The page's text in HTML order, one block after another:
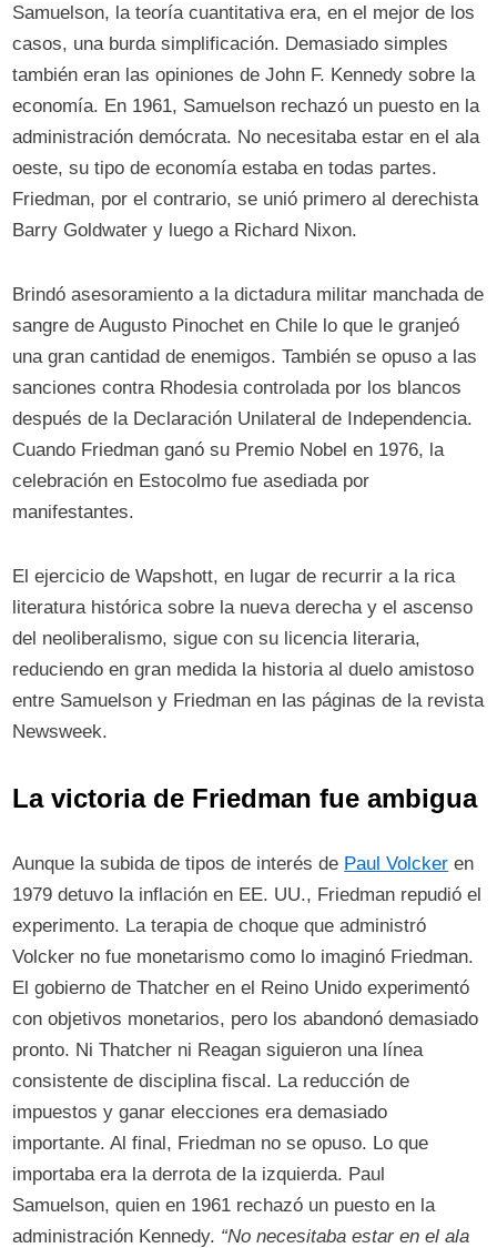
Samuelson, la teoría cuantitativa era, en el mejor de los
casos, una burda simplificación. Demasiado simples
también eran las opiniones de John F. Kennedy sobre la
economía. En 1961, Samuelson rechazó un puesto en la
administración demócrata. No necesitaba estar en el ala
oeste, su tipo de economía estaba en todas partes.
Friedman, por el contrario, se unió primero al derechista
Barry Goldwater y luego a Richard Nixon.
Brindó asesoramiento a la dictadura militar manchada de
sangre de Augusto Pinochet en Chile lo que le granjeó
una gran cantidad de enemigos. También se opuso a las
sanciones contra Rhodesia controlada por los blancos
después de la Declaración Unilateral de Independencia.
Cuando Friedman ganó su Premio Nobel en 1976, la
celebración en Estocolmo fue asediada por
manifestantes.
El ejercicio de Wapshott, en lugar de recurrir a la rica
literatura histórica sobre la nueva derecha y el ascenso
del neoliberalismo, sigue con su licencia literaria,
reduciendo en gran medida la historia al duelo amistoso
entre Samuelson y Friedman en las páginas de la revista
Newsweek.
La victoria de Friedman fue ambigua
Aunque la subida de tipos de interés de Paul Volcker en
1979 detuvo la inflación en EE. UU., Friedman repudió el
experimento. La terapia de choque que administró
Volcker no fue monetarismo como lo imaginó Friedman.
El gobierno de Thatcher en el Reino Unido experimentó
con objetivos monetarios, pero los abandonó demasiado
pronto. Ni Thatcher ni Reagan siguieron una línea
consistente de disciplina fiscal. La reducción de
impuestos y ganar elecciones era demasiado
importante. Al final, Friedman no se opuso. Lo que
importaba era la derrota de la izquierda. Paul
Samuelson, quien en 1961 rechazó un puesto en la
administración Kennedy. “No necesitaba estar en el ala